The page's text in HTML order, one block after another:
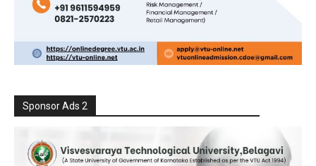
Sponsor Ads 2